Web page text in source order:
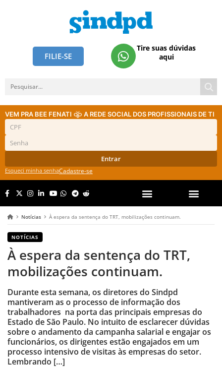
FILIE-SE
Tire suas dúvidas
aqui
VEM PRA BEE FENATI A REDE SOCIAL DOS PROFISSIONAIS DE TI
Entrar
Esqueci minha senhaCadastre-se
Notícias À espera da sentença do TRT, mobilizações continuam.
NOTÍCIAS
À espera da sentença do TRT,
mobilizações continuam.
Durante esta semana, os diretores do Sindpd
mantiveram as o processo de informação dos
trabalhadores na porta das principais empresas do
Estado de São Paulo. No intuito de esclarecer dúvidas
sobre o andamento da campanha salarial e engajar os
funcionários, os dirigentes estão engajados em um
processo intensivo de visitas às empresas do setor.
Lembrando […]